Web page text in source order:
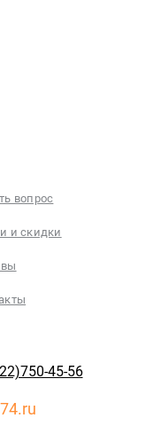
вопрос
и скидки
45-56